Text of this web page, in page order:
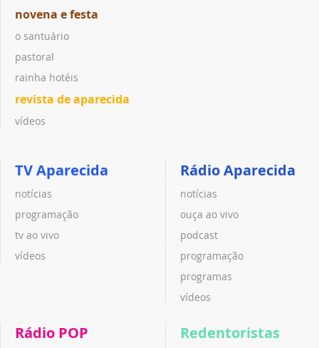
novena e festa
o santuário
pastoral
rainha hotéis
revista de aparecida
vídeos
TV Aparecida
notícias
programação
tv ao vivo
vídeos
Rádio Aparecida
notícias
ouça ao vivo
podcast
programação
programas
vídeos
Rádio POP Redentoristas